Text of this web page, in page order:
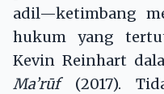
adil—ketimbang
hukum yang
Kevin Reinhart
Ma’rūf (2017).